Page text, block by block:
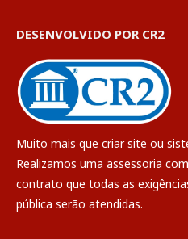
DESENVOLVIDO POR CR2
Muito mais que criar site ou
Realizamos uma assessoria
contrato que todas as
pública serão atendidas.